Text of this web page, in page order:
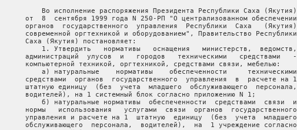
       Во исполнение распоряжения Президента Республики Саха (Якутия)
   от  8  сентября 1999 года N 250-РП "О централизованном обеспечении
   органов  государственного  управления  Республики  Саха   (Якутия)
   современной оргтехникой и оборудованием", Правительство Республики
   Саха (Якутия) постановляет:
       1. Утвердить   нормативы   оснащения   министерств,  ведомств,
   администраций  улусов  и   городов   техническими   средствами   -
   компьютерной техникой, оргтехникой, средствами связи, мебелью:
       а) натуральные    нормативы    обеспеченности     техническими
   средствами  органов  государственного  управления  в  расчете на 1
   штатную единицу  (без  учета  младшего  обслуживающего  персонала,
   водителей), на 1 системный блок согласно приложению N 1;
       б) натуральные нормативы  обеспеченности  средствами  связи  и
   нормы   использования   услугами  связи  органов  государственного
   управления и расчете на 1  штатную  единицу  (без  учета  младшего
   обслуживающего  персонала,  водителей),  на  1 учреждение согласно